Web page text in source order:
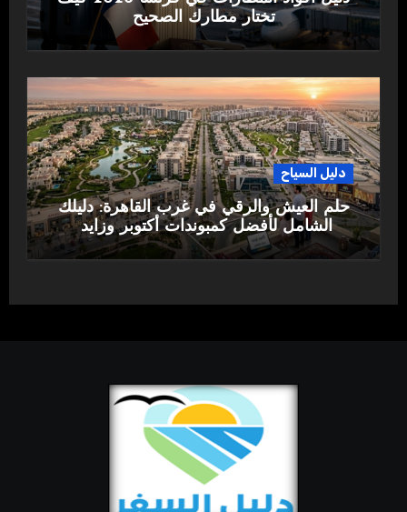
تختار مطارك الصحيح
دليل السياح
حلم العيش والرقي في غرب القاهرة: دليلك
الشامل لأفضل كمبوندات أكتوبر وزايد